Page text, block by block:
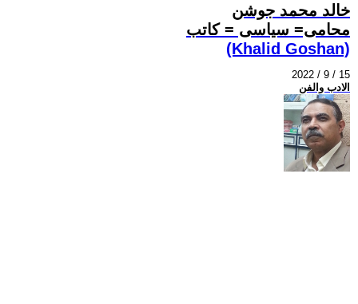
خالد محمد جوشن
محامى= سياسى = كاتب
(Khalid Goshan)
2022 / 9 / 15
الادب والفن